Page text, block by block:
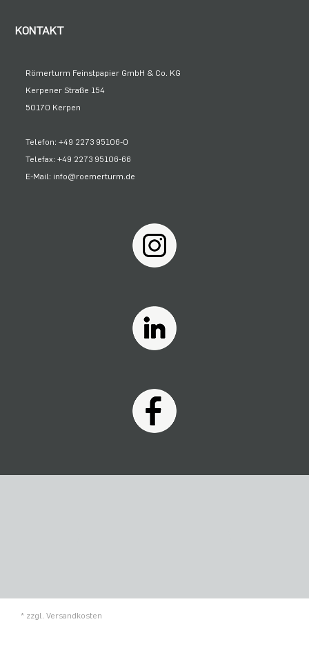
KONTAKT
Römerturm Feinstpapier GmbH & Co. KG
Kerpener Straße 154
50170 Kerpen
Telefon: +49 2273 95106-0
Telefax: +49 2273 95106-66
E-Mail: info@roemerturm.de
* zzgl. Versandkosten